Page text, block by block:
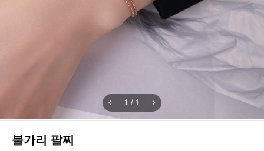
1 / 1
불가리 팔찌